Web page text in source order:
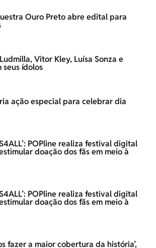
Ouro Preto abre edital para
Vitor Kley, Luísa Sonza e
ídolos
ação especial para celebrar dia
POPline realiza festival digital
doação dos fãs em meio à
POPline realiza festival digital
doação dos fãs em meio à
fazer a maior cobertura da história’,